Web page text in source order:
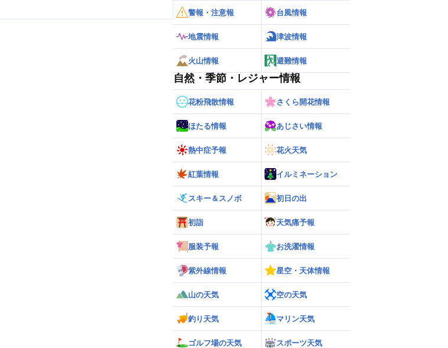
警報・注意報 台風情報
地震情報 津波情報
火山情報 避難情報
自然・季節・レジャー情報
花粉飛散情報 さくら開花情報
ほたる情報 あじさい情報
熱中症予報 花火天気
紅葉情報 イルミネーション
スキー＆スノボ 初日の出
初詣 天気痛予報
服装予報 お洗濯情報
紫外線情報 星空・天体情報
山の天気 空の天気
釣り天気 マリン天気
ゴルフ場の天気 スポーツ天気